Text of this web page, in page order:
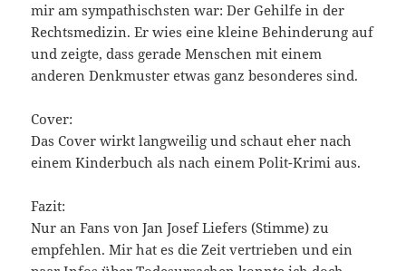
mir am sympathischsten war: Der Gehilfe in der
Rechtsmedizin. Er wies eine kleine Behinderung auf
und zeigte, dass gerade Menschen mit einem
anderen Denkmuster etwas ganz besonderes sind.
Cover:
Das Cover wirkt langweilig und schaut eher nach
einem Kinderbuch als nach einem Polit-Krimi aus.
Fazit:
Nur an Fans von Jan Josef Liefers (Stimme) zu
empfehlen. Mir hat es die Zeit vertrieben und ein